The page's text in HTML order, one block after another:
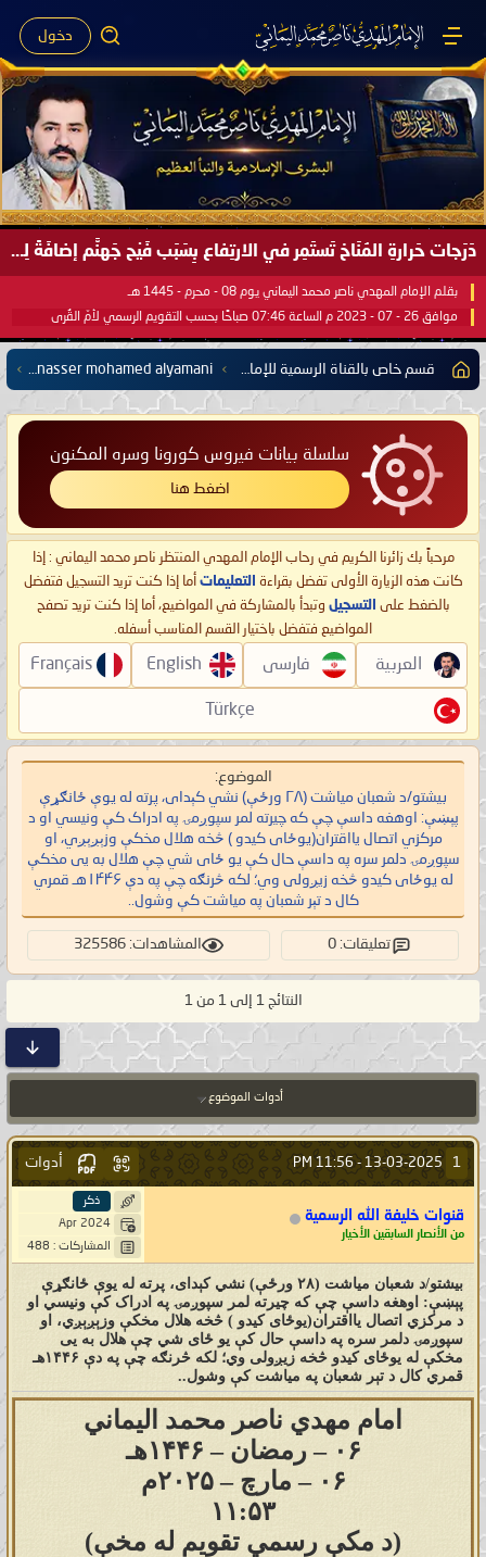
دخول
دَرَجات حَرارةِ المُنَاخ تَستَمِر في الارتِفاع بِسَبَب فَيْح جَهنَّم إضافَةً لِحرارةِ الشَّمس في مُحكَم القُرآن العَظيم ..
بقلم الإمام المهدي ناصر محمد اليماني يوم 08 - محرم - 1445 هـ
موافق 26 - 07 - 2023 م الساعة 07:46 صباحًا بحسب التقويم الرسمي لأمّ القُرى
سلسلة بيانات فيروس كورونا وسره المكنون
اضغط هنا
مرحباً بك زائرنا الكريم في رحاب الإمام المهدي المنتظر ناصر محمد اليماني : إذا
كانت هذه الزيارة الأولى تفضل بقراءة التعليمات أما إذا كنت تريد التسجيل فتفضل
بالضغط على التسجيل وتبدأ بالمشاركة في المواضيع، أما إذا كنت تريد تصفح
المواضيع فتفضل باختيار القسم المناسب أسفله.
العربية فارسی English
Français
Türkçe
الموضوع:
بيشتو/د شعبان میاشت (۲۸ ورځې) نشي کېدای، پرته له یوې ځانګړې
پېښې: اوهغه داسې چې که چیرته لمر سپوږمۍ په ادراک کې ونیسي او د
مرکزي اتصال یااقتران(یوځای کیدو ) څخه هلال مخکې وزېږېږي، او
سپوږمۍ دلمر سره په داسې حال کې یو ځای شي چې هلال به یی مخکې
له یوځای کیدو څخه زیږولی وي؛ لکه څرنګه چې په دې ۱۴۴۶هـ قمري
کال د تېر شعبان په میاشت کې وشول..
تعليقات: 0 المشاهدات: 325586
النتائج 1 إلى 1 من 1
أدوات الموضوع
1
13-03-2025 -
11:56 PM أدوات
قنوات خليفة الله الرسمية
من الأنصار السابقين الأخيار
ذكر
Apr 2024
المشاركات : 488
بيشتو/د شعبان میاشت (۲۸ ورځې) نشي کېدای، پرته له یوې ځانګړې
پېښې: اوهغه داسې چې که چیرته لمر سپوږمۍ په ادراک کې ونیسي او
د مرکزي اتصال یااقتران(یوځای کیدو ) څخه هلال مخکې وزېږېږي، او
سپوږمۍ دلمر سره په داسې حال کې یو ځای شي چې هلال به یی
مخکې له یوځای کیدو څخه زیږولی وي؛ لکه څرنګه چې په دې ۱۴۴۶هـ
قمري کال د تېر شعبان په میاشت کې وشول..
امام مهدي ناصر محمد اليماني
۰۶ – رمضان – ۱۴۴۶هـ
۰۶ – مارچ – ۲۰۲۵م
۱۱:۵۳
(د مکې رسمي تقویم له مخې)